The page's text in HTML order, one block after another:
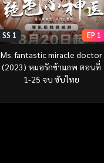
SS 1 EP 1
Ms. fantastic miracle doctor
(2023) หมอรักข้ามภพ ตอนที่
1-25 จบ ซับไทย